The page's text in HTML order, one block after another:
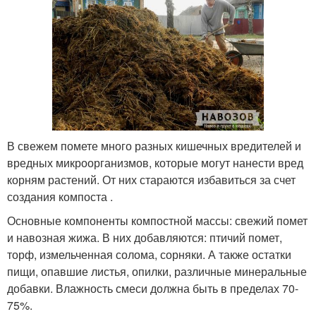
В свежем помете много разных кишечных вредителей и
вредных микроорганизмов, которые могут нанести вред
корням растений. От них стараются избавиться за счет
создания компоста .
Основные компоненты компостной массы: свежий помет
и навозная жижа. В них добавляются: птичий помет,
торф, измельченная солома, сорняки. А также остатки
пищи, опавшие листья, опилки, различные минеральные
добавки. Влажность смеси должна быть в пределах 70-
75%.